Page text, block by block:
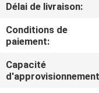
DE
LA
QUALITÉ
Délai de livraison:
Conditions de
paiement:
Capacité